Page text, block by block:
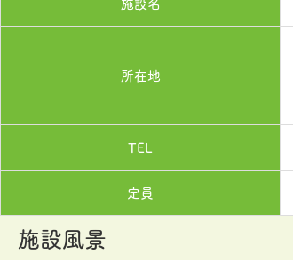
所在地
TEL
定員
施設風景